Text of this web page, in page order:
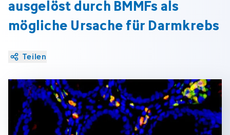
ausgelöst durch BMMFs als
mögliche Ursache für Darmkrebs
Teilen